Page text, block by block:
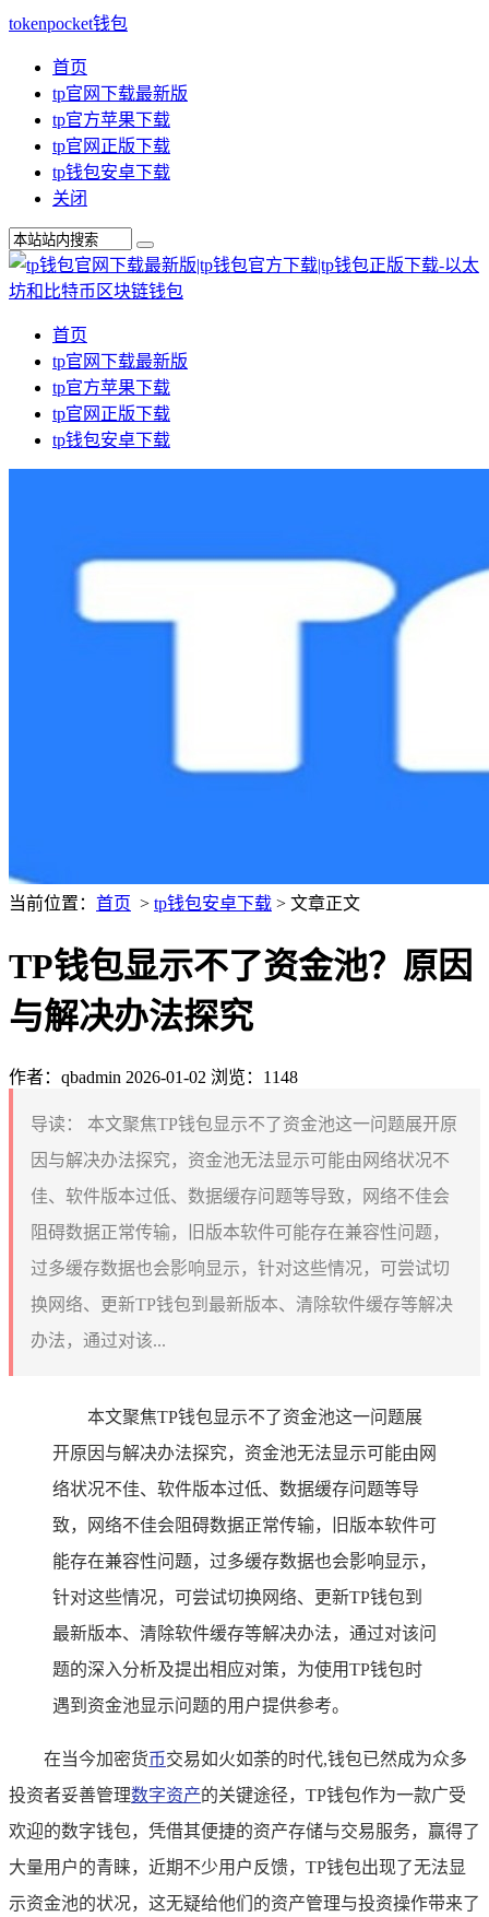
tokenpocket钱包
首页
tp官网下载最新版
tp官方苹果下载
tp官网正版下载
tp钱包安卓下载
关闭
首页
tp官网下载最新版
tp官方苹果下载
tp官网正版下载
tp钱包安卓下载
当前位置： 首页 > tp钱包安卓下载 > 文章正文
TP钱包显示不了资金池？原因
与解决办法探究
作者：qbadmin 2026-01-02 浏览：1148
导读：
本文聚焦TP钱包显示不了资金池这一问题展开原
因与解决办法探究，资金池无法显示可能由网络状况不
佳、软件版本过低、数据缓存问题等导致，网络不佳会
阻碍数据正常传输，旧版本软件可能存在兼容性问题，
过多缓存数据也会影响显示，针对这些情况，可尝试切
换网络、更新TP钱包到最新版本、清除软件缓存等解决
办法，通过对该...
本文聚焦TP钱包显示不了资金池这一问题展
开原因与解决办法探究，资金池无法显示可能由网
络状况不佳、软件版本过低、数据缓存问题等导
致，网络不佳会阻碍数据正常传输，旧版本软件可
能存在兼容性问题，过多缓存数据也会影响显示，
针对这些情况，可尝试切换网络、更新TP钱包到
最新版本、清除软件缓存等解决办法，通过对该问
题的深入分析及提出相应对策，为使用TP钱包时
遇到资金池显示问题的用户提供参考。
在当今加密货币交易如火如荼的时代,钱包已然成为众多
投资者妥善管理数字资产的关键途径，TP钱包作为一款广受
欢迎的数字钱包，凭借其便捷的资产存储与交易服务，赢得了
大量用户的青睐，近期不少用户反馈，TP钱包出现了无法显
示资金池的状况，这无疑给他们的资产管理与投资操作带来了